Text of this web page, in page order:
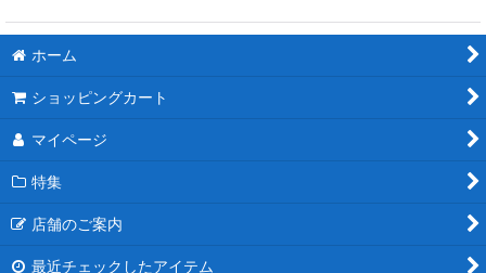
ホーム
ショッピングカート
マイページ
特集
店舗のご案内
最近チェックしたアイテム